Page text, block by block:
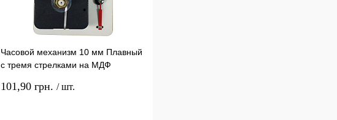
Часовой механизм 10 мм Плавный
с тремя стрелками на МДФ
101,90 грн. / шт.